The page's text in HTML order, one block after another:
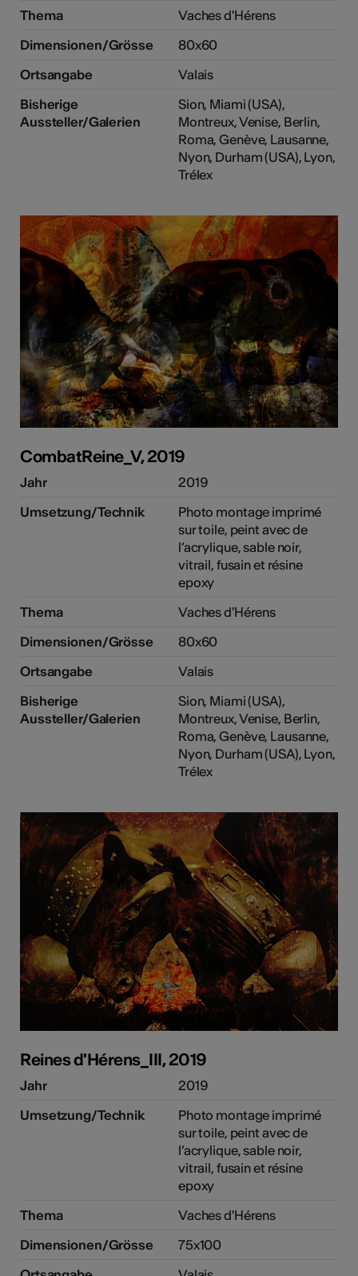
Thema
Vaches d'Hérens
Dimensionen/Grösse
80x60
Ortsangabe
Valais
Bisherige
Aussteller/Galerien
Sion, Miami (USA),
Montreux, Venise, Berlin,
Roma, Genève, Lausanne,
Nyon, Durham (USA), Lyon,
Trélex
CombatReine_V, 2019
Jahr
2019
Umsetzung/Technik
Photo montage imprimé
sur toile, peint avec de
l’acrylique, sable noir,
vitrail, fusain et résine
epoxy
Thema
Vaches d'Hérens
Dimensionen/Grösse
80x60
Ortsangabe
Valais
Bisherige
Aussteller/Galerien
Sion, Miami (USA),
Montreux, Venise, Berlin,
Roma, Genève, Lausanne,
Nyon, Durham (USA), Lyon,
Trélex
Reines d'Hérens_III, 2019
Jahr
2019
Umsetzung/Technik
Photo montage imprimé
sur toile, peint avec de
l’acrylique, sable noir,
vitrail, fusain et résine
epoxy
Thema
Vaches d'Hérens
Dimensionen/Grösse
75x100